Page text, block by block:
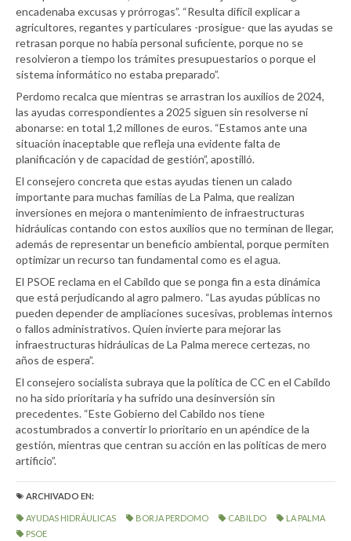
encadenaba excusas y prórrogas”. “Resulta difícil explicar a
agricultores, regantes y particulares -prosigue- que las ayudas se
retrasan porque no había personal suficiente, porque no se
resolvieron a tiempo los trámites presupuestarios o porque el
sistema informático no estaba preparado”.
Perdomo recalca que mientras se arrastran los auxilios de 2024,
las ayudas correspondientes a 2025 siguen sin resolverse ni
abonarse: en total 1,2 millones de euros. “Estamos ante una
situación inaceptable que refleja una evidente falta de
planificación y de capacidad de gestión”, apostilló.
El consejero concreta que estas ayudas tienen un calado
importante para muchas familias de La Palma, que realizan
inversiones en mejora o mantenimiento de infraestructuras
hidráulicas contando con estos auxilios que no terminan de llegar,
además de representar un beneficio ambiental, porque permiten
optimizar un recurso tan fundamental como es el agua.
El PSOE reclama en el Cabildo que se ponga fin a esta dinámica
que está perjudicando al agro palmero. “Las ayudas públicas no
pueden depender de ampliaciones sucesivas, problemas internos
o fallos administrativos. Quien invierte para mejorar las
infraestructuras hidráulicas de La Palma merece certezas, no
años de espera”.
El consejero socialista subraya que la política de CC en el Cabildo
no ha sido prioritaria y ha sufrido una desinversión sin
precedentes. “Este Gobierno del Cabildo nos tiene
acostumbrados a convertir lo prioritario en un apéndice de la
gestión, mientras que centran su acción en las políticas de mero
artificio”.
ARCHIVADO EN:
AYUDAS HIDRÁULICAS BORJA PERDOMO CABILDO
LA PALMA
PSOE